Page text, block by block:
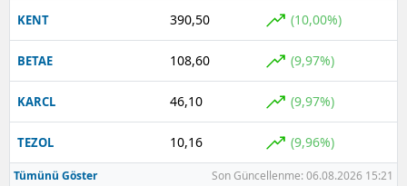
KENT 390,50 (10,00%)
BETAE 108,60 (9,97%)
KARCL 46,10 (9,97%)
TEZOL 10,16 (9,96%)
Tümünü Göster Son Güncellenme: 06.08.2026 15:21